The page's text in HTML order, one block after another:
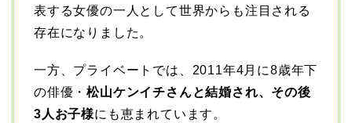
表する女優の一人として世界からも注目される
存在になりました。
一方、プライベートでは、2011年4月に8歳年下
の俳優・松山ケンイチさんと結婚され、その後
3人お子様にも恵まれています。